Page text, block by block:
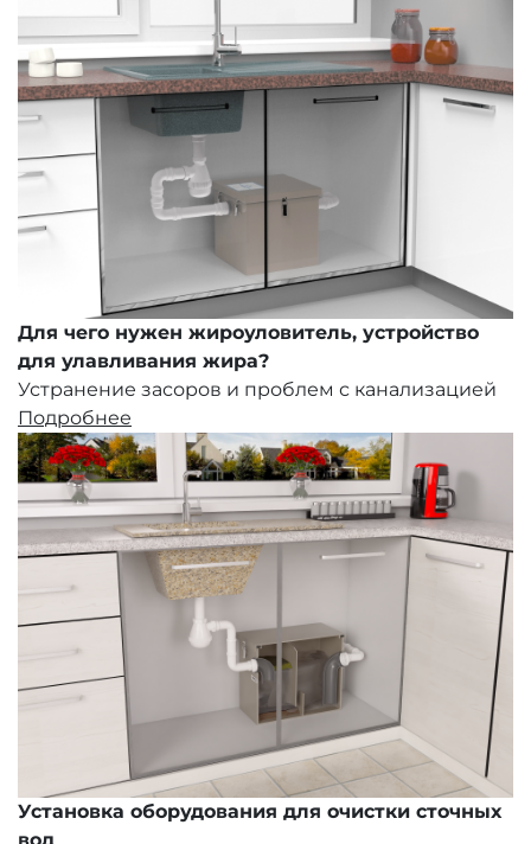
Для чего нужен жироуловитель, устройство
для улавливания жира?
Устранение засоров и проблем с канализацией
Подробнее
Установка оборудования для очистки сточных